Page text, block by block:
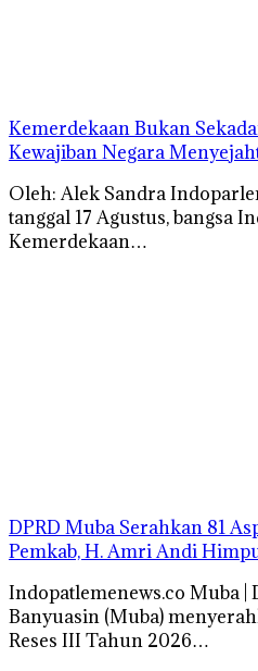
Kemerdekaan Bukan
Kewajiban Negara
Oleh: Alek Sandra
tanggal 17 Agustus, bangsa
Kemerdekaan…
DPRD Muba Serahkan 81
Pemkab, H. Amri Andi
Indopatlemenews.co Muba |
Banyuasin (Muba)
Reses III Tahun 2026…